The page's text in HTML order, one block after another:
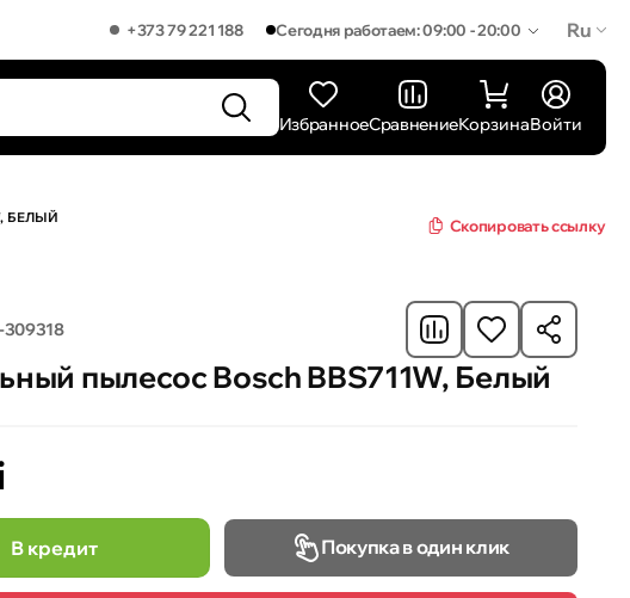
+373 79 221 188 Сегодня работаем: 09:00 - 20:00 Ru
ИзбранноеСравнениеКорзинаВойти
БЕЛЫЙ Скопировать ссылку
пылесос Bosch BBS711W, Белый
В кредит Покупка в один клик